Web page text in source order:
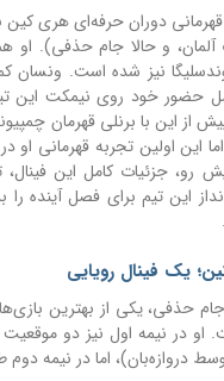
دوران حرفه‌ای هری کین
آلمان، و حالا جام حذفی).
نیز شده است. ونسان
حضور خود روی نیمکت این
از این با برنلی قهرمان
این اولین تجربه قهرمانی او
جزئیات کامل این فینال،
این تیم برای فصل آینده را
یک فینال رویایی
حذفی، یکی از بهترین
او در نیمه اول نیز دو
دروازه‌بان)، اما در نیمه دوم